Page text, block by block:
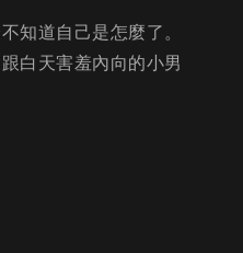
知道自己是怎麼了。
白天害羞內向的小男